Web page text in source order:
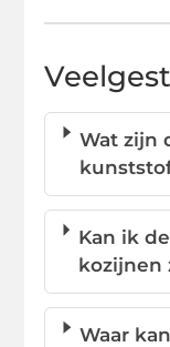
Wat zijn
Kan ik
kozijnen
Waar